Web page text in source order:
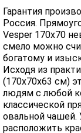
Гарантия
Россия.
Vesper 170x70
смело можно
богатому и
Исходя из
(170x70x63 см)
людям с любой
классической
овальной чашей.
расположить